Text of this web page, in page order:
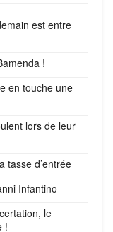
est entre
!
en touche une
lors de leur
tasse d’entrée
Infantino
le
!